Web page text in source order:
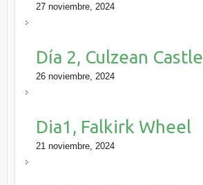
27 noviembre, 2024
Día 2, Culzean Castle
26 noviembre, 2024
Dia1, Falkirk Wheel
21 noviembre, 2024